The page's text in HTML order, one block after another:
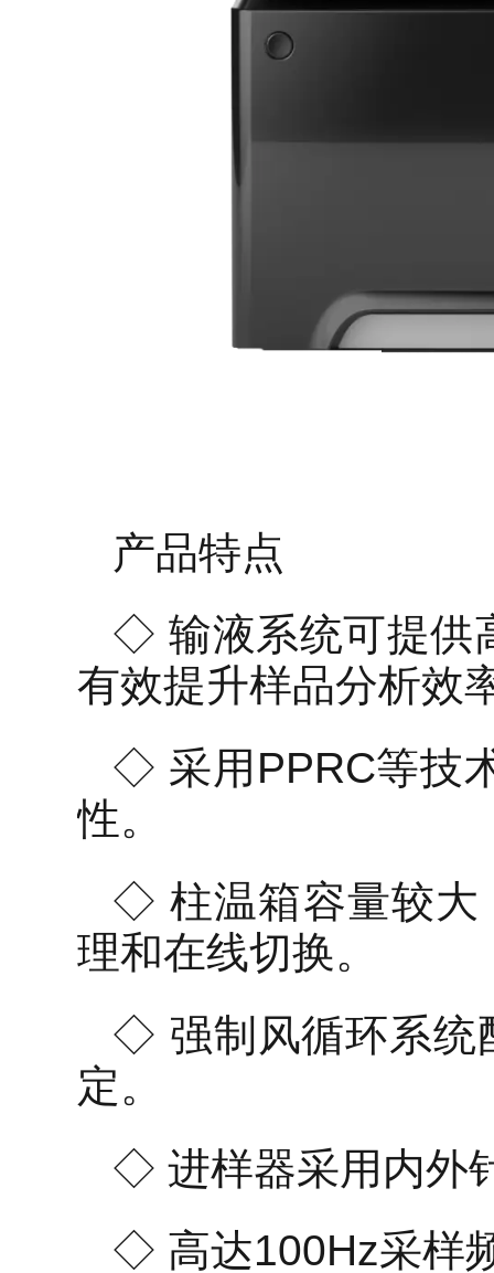
产品特点
◇ 输液系统可提供
有效提升样品分析效
◇ 采用PPRC等技
性。
◇ 柱温箱容量较大
理和在线切换。
◇ 强制风循环系统
定。
◇ 进样器采用内外
◇ 高达100Hz采样